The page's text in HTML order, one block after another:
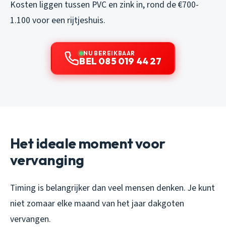
Kosten liggen tussen PVC en zink in, rond de €700-
1.100 voor een rijtjeshuis.
NU BEREIKBAAR
BEL 085 019 44 27
Het ideale moment voor
vervanging
Timing is belangrijker dan veel mensen denken. Je kunt
niet zomaar elke maand van het jaar dakgoten
vervangen.